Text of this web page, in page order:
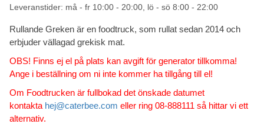
Leveranstider: må - fr 10:00 - 20:00, lö - sö 8:00 - 22:00
Rullande Greken är en foodtruck, som rullat sedan 2014 och
erbjuder vällagad grekisk mat.
OBS! Finns ej el på plats kan avgift för generator tillkomma!
Ange i beställning om ni inte kommer ha tillgång till el!
Om Foodtrucken är fullbokad det önskade datumet
kontakta hej@caterbee.com eller ring 08-888111 så hittar vi ett
alternativ.